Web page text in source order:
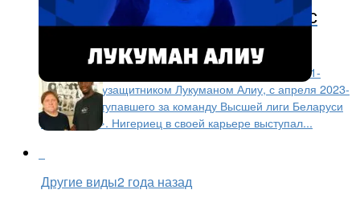
«Шинник» подписал контракт с
нигерийским полузащитником
Футбольный клуб «Шинник» подписал контракт с 21-
летним полузащитником Лукуманом Алиу, с апреля 2023-
го года выступавшего за команду Высшей лиги Беларуси
«Сморгонь». Нигериец в своей карьере выступал...
Другие виды2 года назад